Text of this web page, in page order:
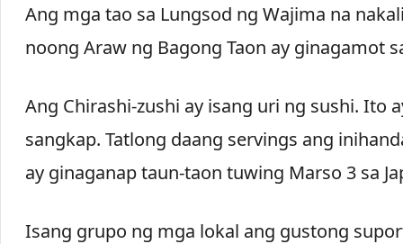
Ang mga tao sa Lungsod ng Wajima na
noong Araw ng Bagong Taon ay ginagamot
Ang Chirashi-zushi ay isang uri ng sushi. Ito
sangkap. Tatlong daang servings ang
ay ginaganap taun-taon tuwing Marso 3 sa
Isang grupo ng mga lokal ang gustong